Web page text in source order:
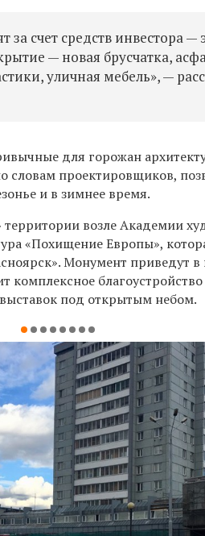
за счет средств инвестора —
— новая брусчатка,
уличная мебель», —
для горожан
проектировщиков,
и в зимнее время.
возле Академии
«Похищение Европы»,
Монумент приведут в
под открытым небом.